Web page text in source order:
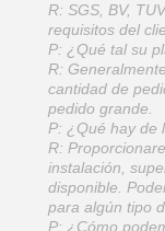
R: SGS, BV,
requisitos del
P: ¿Qué tal su
R:
cantidad de
pedido grande.
P: ¿Qué hay de
R:
instalación,
disponible.
para algún tipo
P: ¿Cómo